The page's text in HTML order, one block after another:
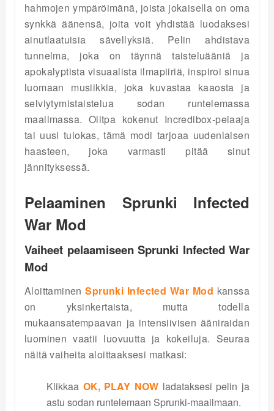
hahmojen ympäröimänä, joista jokaisella on oma
synkkä äänensä, joita voit yhdistää luodaksesi
ainutlaatuisia sävellyksiä. Pelin ahdistava
tunnelma, joka on täynnä taisteluääniä ja
apokalyptista visuaalista ilmapiiriä, inspiroi sinua
luomaan musiikkia, joka kuvastaa kaaosta ja
selviytymistaistelua sodan runtelemassa
maailmassa. Olitpa kokenut Incredibox-pelaaja
tai uusi tulokas, tämä modi tarjoaa uudenlaisen
haasteen, joka varmasti pitää sinut
jännityksessä.
Pelaaminen Sprunki Infected
War Mod
Vaiheet pelaamiseen Sprunki Infected War
Mod
AloittaminenSprunki Infected War Mod kanssa
on yksinkertaista, mutta todella
mukaansatempaavan ja intensiivisen ääniraidan
luominen vaatii luovuutta ja kokeiluja. Seuraa
näitä vaiheita aloittaaksesi matkasi:
Klikkaa OK, PLAY NOW ladataksesi pelin ja
astu sodan runtelemaan Sprunki-maailmaan.